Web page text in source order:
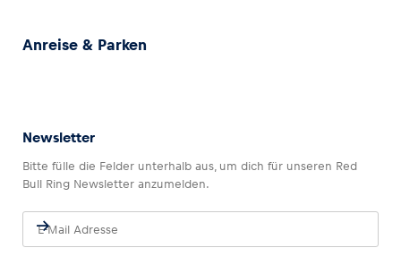
Anreise & Parken
Newsletter
Bitte fülle die Felder unterhalb aus, um dich für unseren Red
Bull Ring Newsletter anzumelden.